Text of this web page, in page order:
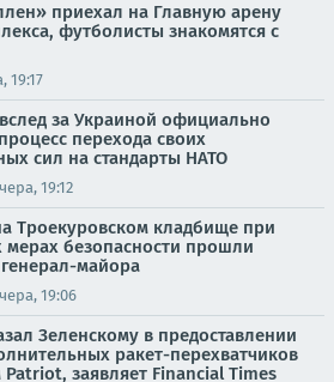
приехал на Главную арену
футболисты знакомятся с
19:17
за Украиной официально
перехода своих
сил на стандарты НАТО
19:12
Троекуровском кладбище при
мерах безопасности прошли
майора
19:06
Зеленскому в предоставлении
ракет-перехватчиков
Patriot, заявляет Financial Times